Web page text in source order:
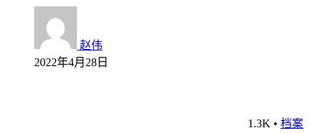
赵伟
2022年4月28日
1.3K • 档案